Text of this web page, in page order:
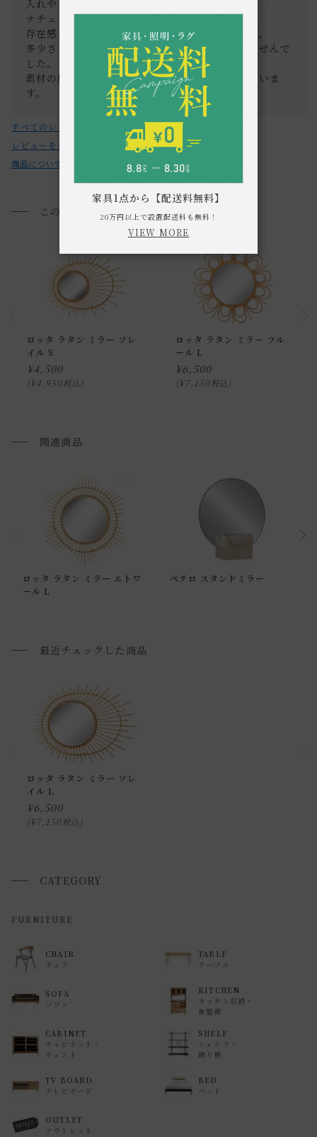
通常配送について
通常配送の場合、お品物は玄関前での引渡しとなります。
配送方法に関しては「 お買い物ガイド(お届けについて) 」を
ご確認下さい。
■ご不明な点やご希望がございましたら、お気軽にお問い合
小型商品の日時・時間指定について
お届け時間帯(大型以外) は、
申し訳ございませんが、具体的な時間帯指定をしての出荷は
できません。
日曜・祝日は、時間帯指定ができません。
指定ではなく希望と言う形でお荷物に記載する事はできます
が、 希望通りに届かない可能性もございますのでご了承下さ
返品・交換について
ご覧ください。
い。
・取付け方の不良、本来用途以外で起こった事故には、 一切
責任を負いかねますのでご了承ください。
・お使いのPC画面等や光の環境によっては、掲載の画像と実
際の商品とで色の見え方が異なることもございます。ご了承
ください。
入れやすいと思い購入しました。
ナチュラルな雰囲気が出せて可愛いです！
存在感もしっかりとあるので、気に入っています。
多少ささくれ？もありましたが、特に気になりませんで
した。
素材の風合いだと思ってそれもまた良いと感じていま
す。
すべてのレビューを見る
レビューを書く
商品についてのお問い合わせ
このアイテムを見た方におすすめ
ロッタ ラタン ミラー ソレ
イル S
¥4,500
¥4,950 税込
ロッタ ラタン ミラー フル
ール L
¥6,500
¥7,150 税込
関連商品
ロッタ ラタン ミラー エトワ
ール L
ペテロ スタンドミラー
最近チェックした商品
ロッタ ラタン ミラー ソレ
イル L
¥6,500
¥7,150 税込
CATEGORY
FURNITURE
CHAIR
チェア
TABLE
テーブル
SOFA
ソファ
KITCHEN
キッチン収納・
食器棚
CABINET
キャビネット・
チェスト
SHELF
シェルフ・
飾り棚
TV BOARD
テレビボード
BED
ベッド
OUTLET
アウトレット
家具1点から【配送料無料】
20万円以上で設置配送料も無料！
VIEW MORE